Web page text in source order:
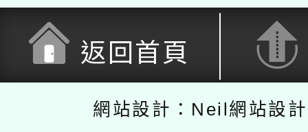
返回首頁
網站設計：Neil網站設